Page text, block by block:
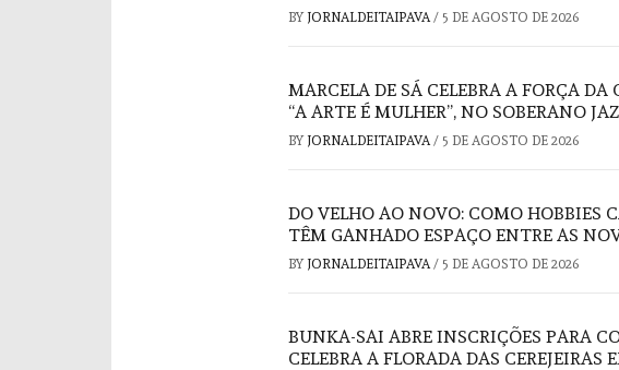
BY JORNALDEITAIPAVA / 5 DE AGOSTO DE 2026
MARCELA DE SÁ CELEBRA A FORÇA
“A ARTE É MULHER”, NO SOBERANO
BY JORNALDEITAIPAVA / 5 DE AGOSTO DE 2026
DO VELHO AO NOVO: COMO HOBBIES
TÊM GANHADO ESPAÇO ENTRE AS
BY JORNALDEITAIPAVA / 5 DE AGOSTO DE 2026
BUNKA-SAI ABRE INSCRIÇÕES PARA
CELEBRA A FLORADA DAS CEREJEIRAS